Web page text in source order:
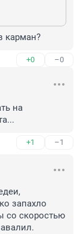
карман?
+0 –0
на
+1 –1
запахло
со скоростью